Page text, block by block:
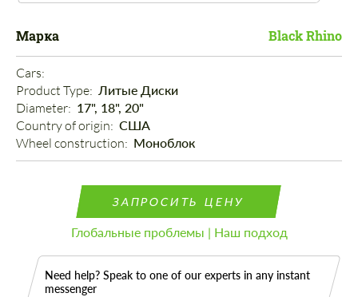
Марка Black Rhino
Cars:
Product Type: Литые Диски
Diameter: 17", 18", 20"
Country of origin: США
Wheel construction: Моноблок
ЗАПРОСИТЬ ЦЕНУ
Глобальные проблемы | Наш подход
Need help? Speak to one of our experts in any instant
messenger